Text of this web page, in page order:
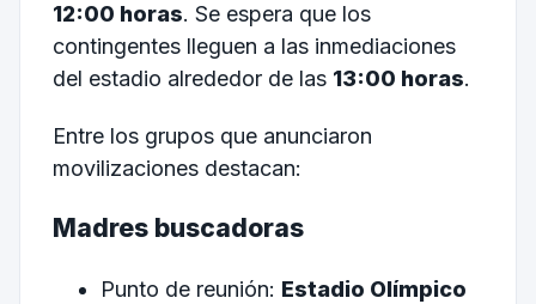
12:00 horas. Se espera que los
contingentes lleguen a las inmediaciones
del estadio alrededor de las 13:00 horas.
Entre los grupos que anunciaron
movilizaciones destacan:
Madres buscadoras
Punto de reunión: Estadio Olímpico